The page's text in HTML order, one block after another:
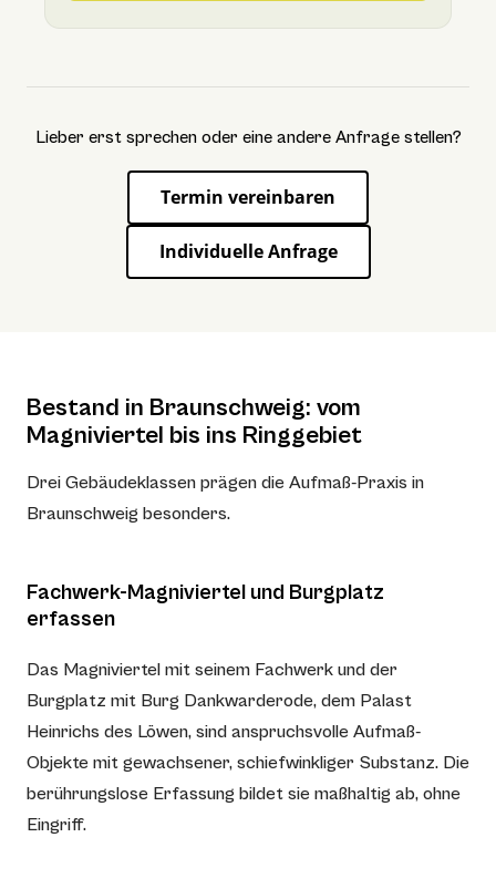
Lieber erst sprechen oder eine andere Anfrage stellen?
Termin vereinbaren
Individuelle Anfrage
Bestand in Braunschweig: vom
Magniviertel bis ins Ringgebiet
Drei Gebäudeklassen prägen die Aufmaß-Praxis in
Braunschweig besonders.
Fachwerk-Magniviertel und Burgplatz
erfassen
Das Magniviertel mit seinem Fachwerk und der
Burgplatz mit Burg Dankwarderode, dem Palast
Heinrichs des Löwen, sind anspruchsvolle Aufmaß-
Objekte mit gewachsener, schiefwinkliger Substanz. Die
berührungslose Erfassung bildet sie maßhaltig ab, ohne
Eingriff.